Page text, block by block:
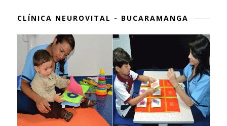
CLÍNICA NEUROVITAL - BUCARAMANGA